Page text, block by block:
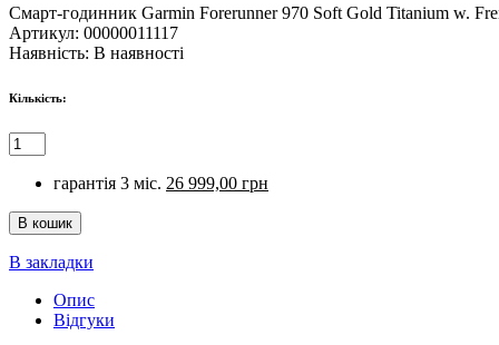
Смарт-годинник Garmin Forerunner 970 Soft Gold Titanium w.
Артикул: 00000011117
Наявність: В наявності
Кількість:
гарантія 3 міс. 26 999,00 грн
В закладки
Опис
Відгуки